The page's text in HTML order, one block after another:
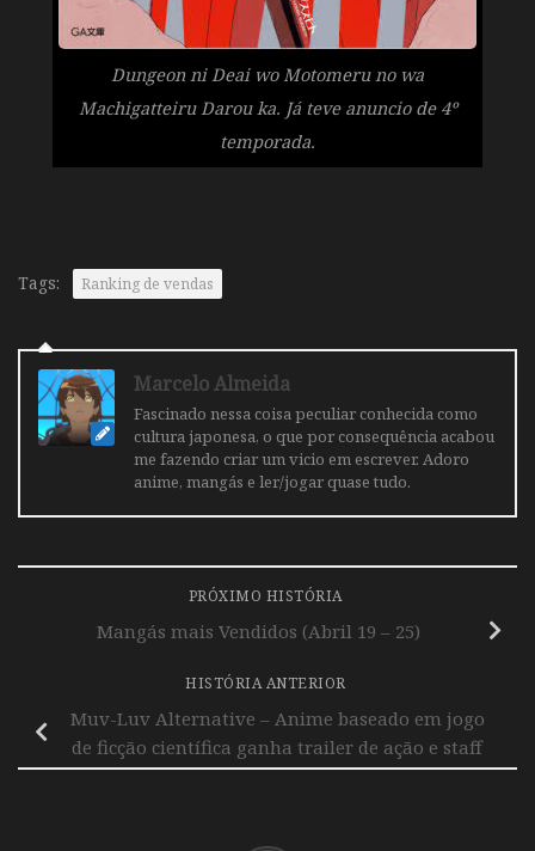
Dungeon ni Deai wo Motomeru no wa
Machigatteiru Darou ka. Já teve anuncio de 4º
temporada.
Tags: Ranking de vendas
Marcelo Almeida
Fascinado nessa coisa peculiar conhecida como
cultura japonesa, o que por consequência acabou
me fazendo criar um vicio em escrever. Adoro
anime, mangás e ler/jogar quase tudo.
PRÓXIMO HISTÓRIA
Mangás mais Vendidos (Abril 19 – 25)
HISTÓRIA ANTERIOR
Muv-Luv Alternative – Anime baseado em jogo
de ficção científica ganha trailer de ação e staff